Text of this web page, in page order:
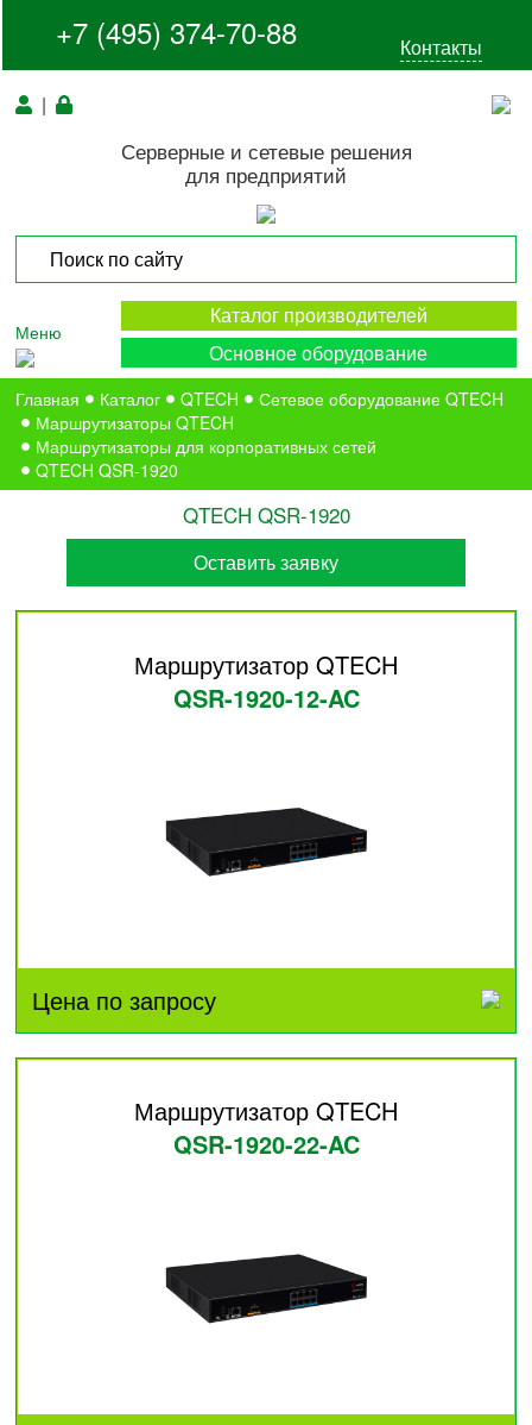
+7 (495) 374-70-88 Контакты
|
Серверные и сетевые решения
для предприятий
Меню
Каталог производителей
Основное оборудование
Главная Каталог QTECH
Сетевое оборудование QTECH
Маршрутизаторы QTECH
Маршрутизаторы для корпоративных сетей
QTECH QSR-1920
QTECH QSR-1920
Оставить заявку
Маршрутизатор QTECH
QSR-1920-12-AC
Цена по запросу
Маршрутизатор QTECH
QSR-1920-22-AC